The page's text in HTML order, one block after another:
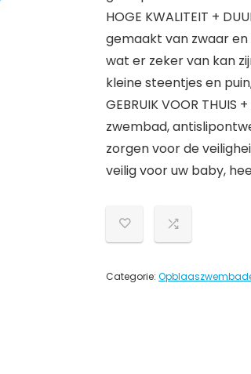
HOGE KWALITEIT +
gemaakt van zwaar en
wat er zeker van kan
kleine steentjes en
GEBRUIK VOOR
zwembad,
zorgen voor de
veilig voor uw baby,
Categorie: